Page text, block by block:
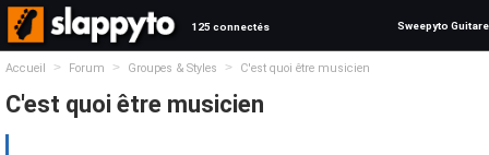
125 connectés Sweepyto Guitare
Accueil > Forum > Groupes & Styles > C'est quoi être musicien
C'est quoi être musicien